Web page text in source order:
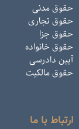
حقوق مدنی
حقوق تجاری
حقوق جزا
حقوق خانواده
آیین دادرسی
حقوق مالکیت
ارتباط با ما